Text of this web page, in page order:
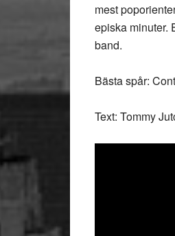
mest
episka minuter.
band.
Bästa spår:
Text: Tommy